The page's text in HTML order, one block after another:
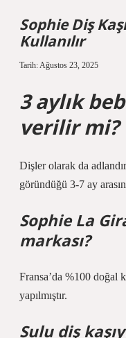
Sophie Diş
Kullanılır
Tarih: Ağustos 23, 2025
3 aylık
verilir mi?
Dişler olarak da
göründüğü 3-7 ay
Sophie La
markası?
Fransa’da %100 doğal
yapılmıştır.
Sulu diş